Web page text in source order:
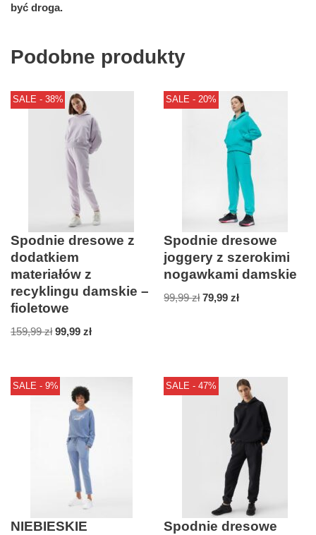
być droga.
Podobne produkty
SALE - 38%
Spodnie dresowe z
dodatkiem
materiałów z
recyklingu damskie –
fioletowe
159,99zł 99,99 zł
SALE - 20%
Spodnie dresowe
joggery z szerokimi
nogawkami damskie
99,99zł 79,99zł
SALE - 9%
NIEBIESKIE
SALE - 47%
Spodnie dresowe